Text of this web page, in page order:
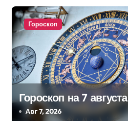
а
п
и
с
я
м
Гороскоп
Гороскоп на 7 августа
Авг 7, 2026